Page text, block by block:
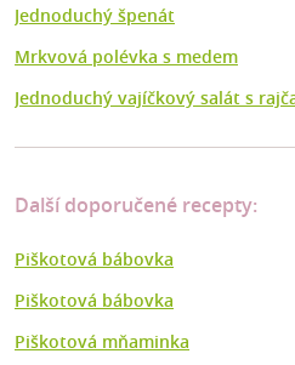
Jednoduchý špenát
Mrkvová polévka s medem
Jednoduchý vajíčkový salát s
Další doporučené recepty:
Piškotová bábovka
Piškotová bábovka
Piškotová mňaminka